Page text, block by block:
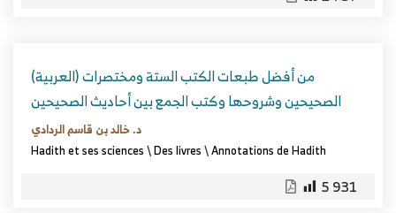
(العربية) من أفضل طبعات الكتب الستة ومختصرات
الصحيحين وشروحها وكتب الجمع بين أحاديث الصحيحين
د. خالد بن قاسم الردادي
Hadith et ses sciences\Des livres\Annotations de Hadith
5 931